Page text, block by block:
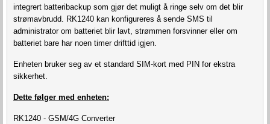
integrert batteribackup som gjør det muligt å ringe selv om det blir
strømavbrudd. RK1240 kan konfigureres å sende SMS til
administrator om batteriet blir lavt, strømmen forsvinner eller om
batteriet bare har noen timer drifttid igjen.
Enheten bruker seg av et standard SIM-kort med PIN for ekstra
sikkerhet.
Dette følger med enheten:
RK1240 - GSM/4G Converter